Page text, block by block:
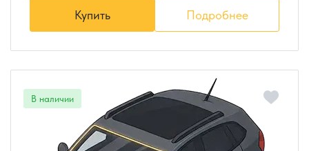
Купить Подробнее